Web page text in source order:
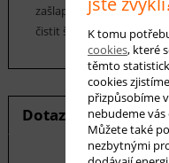
zašlapání do koberce.
čistit šamponováním.
Dotaz na produkt
K tomu
cookies, které
těmto
cookies
přizpůsobíme
nebudeme
Můžete také
nezbytnými